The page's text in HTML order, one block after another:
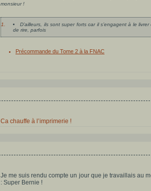
monsieur !
1.
D’ailleurs, ils sont super forts car il s’engagent à le
de rire, parfois
Précommande du Tome 2 à la FNAC
Ca chauffe à l’imprimerie !
Je me suis rendu compte un jour que je travaillais au
: Super Bernie !